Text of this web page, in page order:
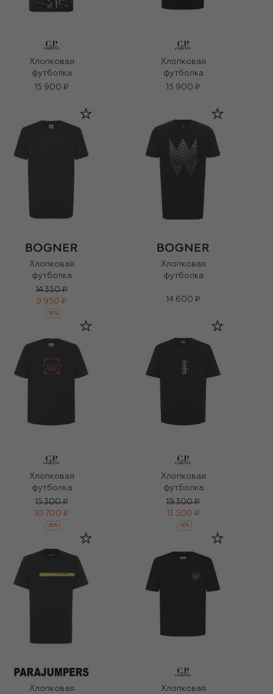
Хлопковая
футболка
15 900 ₽
Хлопковая
футболка
15 900 ₽
Хлопковая
футболка
14 350 ₽
9 950 ₽
-30%
Хлопковая
футболка
14 600 ₽
Хлопковая
футболка
15 300 ₽
10 700 ₽
-30%
Хлопковая
футболка
19 300 ₽
13 500 ₽
-30%
Хлопковая
Хлопковая